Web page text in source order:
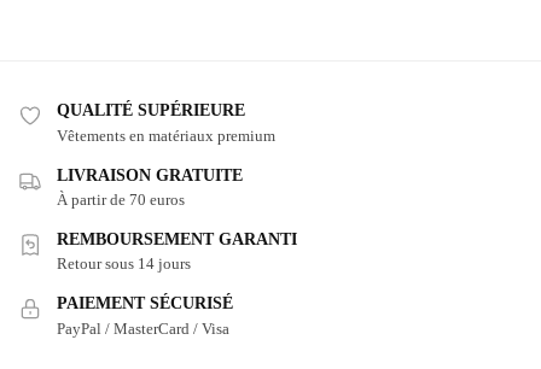
QUALITÉ SUPÉRIEURE
Vêtements en matériaux premium
LIVRAISON GRATUITE
À partir de 70 euros
REMBOURSEMENT GARANTI
Retour sous 14 jours
PAIEMENT SÉCURISÉ
PayPal / MasterCard / Visa